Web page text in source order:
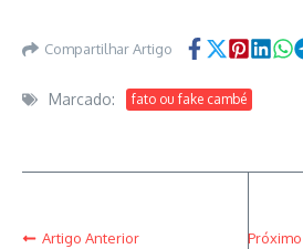
Compartilhar Artigo
Marcado: fato ou fake cambé
Artigo Anterior